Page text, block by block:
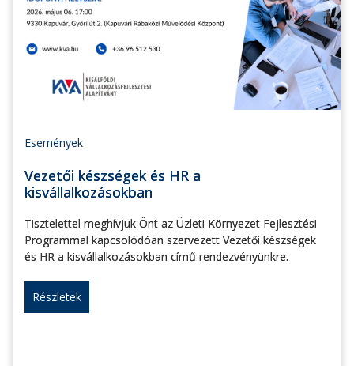
Események
Vezetői készségek és HR a
kisvállalkozásokban
Tisztelettel meghívjuk Önt az Üzleti Környezet Fejlesztési
Programmal kapcsolódóan szervezett Vezetői készségek
és HR a kisvállalkozásokban című rendezvényünkre.
Részletek